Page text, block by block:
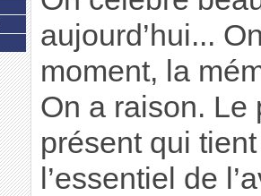
aujourd’hui...
moment, la
On a raison. Le
présent qui
l’essentiel de